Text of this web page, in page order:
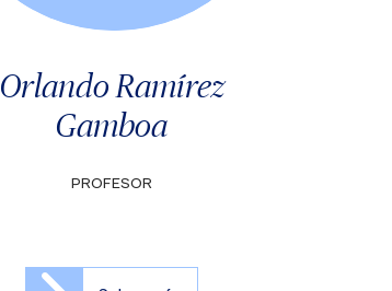
Orlando Ramírez
Gamboa
PROFESOR